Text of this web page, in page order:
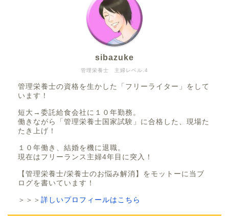
管理栄養士 主婦レベル.4
sibazuke
管理栄養士の資格を生かした「フリーライター」をして
います！
短大→委託給食会社に１０年勤務。
働きながら「管理栄養士国家試験」に合格した、現場た
たき上げ！
１０年働き、結婚を機に退職。
現在はフリーランス主婦4年目に突入！
【管理栄養士/栄養士のお悩み解消】をモットーに当ブ
ログを書いています！
＞＞＞ 詳しいプロフィールはこちら